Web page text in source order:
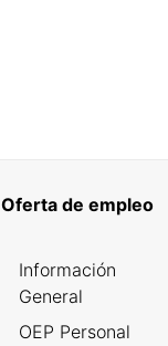
Oferta de empleo
Información
General
OEP Personal